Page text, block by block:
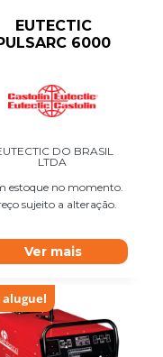
EUTECTIC
6000
DO BRASIL
LTDA
estoque no momento.
sujeito a alteração.
Ver mais
aluguel